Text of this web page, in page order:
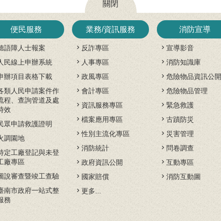
關閉
便民服務
語障人士報案
民線上申辦系統
辦項目表格下載
類人民申請案件作
程、查詢管道及處
效
眾申請救護證明
調園地
定工廠登記與未登
廠專區
說審查暨竣工查驗
南市政府一站式整
務
業務/資訊服務
反詐專區
人事專區
政風專區
會計專區
資訊服務專區
檔案應用專區
性別主流化專區
消防統計
政府資訊公開
國家賠償
更多...
消防宣導
宣導影音
消防知識庫
危險物品資訊公開
危險物品管理
緊急救護
古蹟防災
災害管理
問卷調查
互動專區
消防互動圖